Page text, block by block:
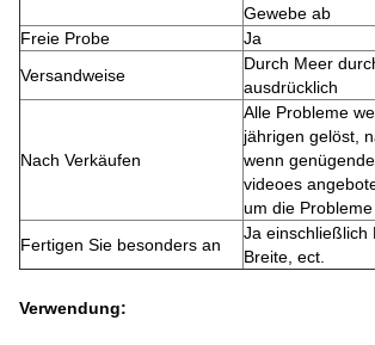
Gewebe ab
Freie Probe
Ja
Versandweise
Durch Meer
ausdrücklich
Nach Verkäufen
Alle Probleme
jährigen gelöst,
wenn
videoes
um die
Fertigen Sie besonders an
Ja einschließlich
Breite, ect.
Verwendung: